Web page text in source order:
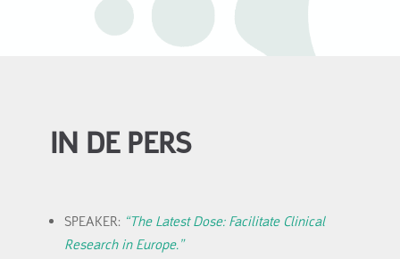
IN DE PERS
SPEAKER: “The Latest Dose: Facilitate Clinical
Research in Europe.”